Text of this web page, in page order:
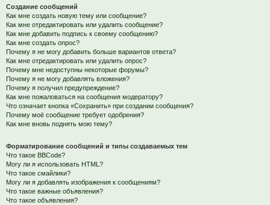
Создание сообщений
Как мне создать новую тему или сообщение?
Как мне отредактировать или удалить сообщение?
Как мне добавить подпись к своему сообщению?
Как мне создать опрос?
Почему я не могу добавить больше вариантов ответа?
Как мне отредактировать или удалить опрос?
Почему мне недоступны некоторые форумы?
Почему я не могу добавлять вложения?
Почему я получил предупреждение?
Как мне пожаловаться на сообщения модератору?
Что означает кнопка «Сохранить» при создании сообщения?
Почему моё сообщение требует одобрения?
Как мне вновь поднять мою тему?
Форматирование сообщений и типы создаваемых тем
Что такое BBCode?
Могу ли я использовать HTML?
Что такое смайлики?
Могу ли я добавлять изображения к сообщениям?
Что такое важные объявления?
Что такое объявления?